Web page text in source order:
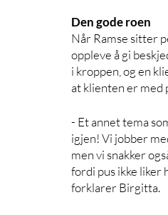
Den gode roen
Når Ramse sitter
oppleve å gi
i kroppen, og en
at klienten er med
- Et annet tema
igjen! Vi jobber
men vi snakker
fordi pus ikke liker
forklarer Birgitta.